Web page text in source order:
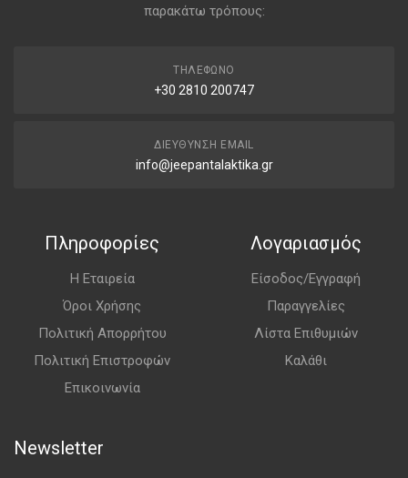
παρακάτω τρόπους:
ΤΗΛΈΦΩΝΟ
+30 2810 200747
ΔΙΕΎΘΥΝΣΗ EMAIL
info@jeepantalaktika.gr
Πληροφορίες
Η Εταιρεία
Όροι Χρήσης
Πολιτική Απορρήτου
Πολιτική Επιστροφών
Επικοινωνία
Λογαριασμός
Είσοδος/Εγγραφή
Παραγγελίες
Λίστα Επιθυμιών
Καλάθι
Newsletter